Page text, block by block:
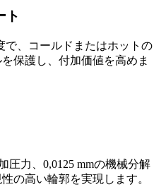
ト
で、コールドまたはホットの
保護し、付加価値を高めま
圧力、0,0125 mmの機械分解
の高い輪郭を実現します。